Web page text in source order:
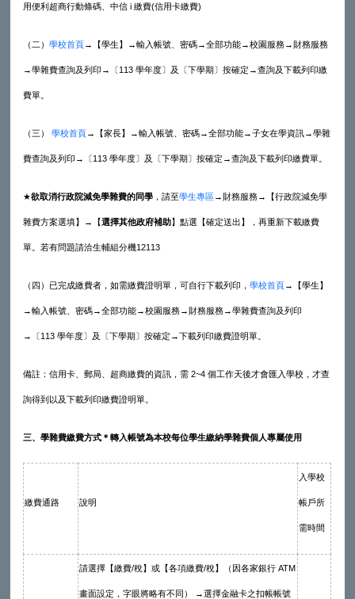
用便利超商行動條碼、中信 i 繳費(信用卡繳費)
（二）學校首頁→【學生】→輸入帳號、密碼→全部功能→校園服務→財務服務
→學雜費查詢及列印→〔113 學年度〕及〔下學期〕按確定→查詢及下載列印繳
費單。
（三）學校首頁→【家長】→輸入帳號、密碼→全部功能→子女在學資訊→學雜
費查詢及列印→〔113 學年度〕及〔下學期〕按確定→查詢及下載列印繳費單。
★欲取消行政院減免學雜費的同學 ，請至學生專區→財務服務→【行政院減免學
雜費方案選填】→【選擇其他政府補助】點選【確定送出】，再重新下載繳費
單。若有問題請洽生輔組分機12113
（四）已完成繳費者，如需繳費證明單，可自行下載列印，學校首頁→【學生】
→輸入帳號、密碼→全部功能→校園服務→財務服務→學雜費查詢及列印
→〔113 學年度〕及〔下學期〕按確定→下載列印繳費證明單。
備註：信用卡、郵局、超商繳費的資訊，需 2~4 個工作天後才會匯入學校，才查
詢得到以及下載列印繳費證明單。
三、學雜費繳費方式 ＊轉入帳號為本校每位學生繳納學雜費個人專屬使用
繳費通路 說明
入學校
帳戶所
需時間
請選擇【繳費/稅】或【各項繳費/稅】（因各家銀行 ATM
畫面設定，字眼將略有不同） →選擇金融卡之扣帳帳號